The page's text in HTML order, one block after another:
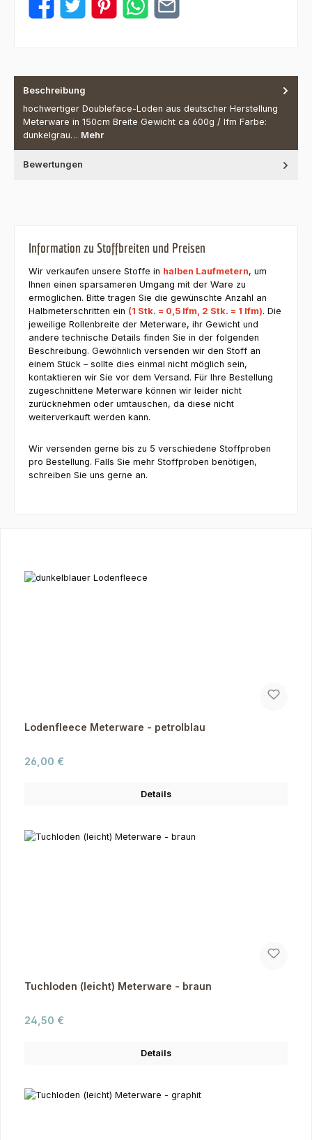
Beschreibung
hochwertiger Doubleface-Loden aus deutscher Herstellung
Meterware in 150cm Breite Gewicht ca 600g / lfm Farbe:
dunkelgrau… Mehr
Bewertungen
Information zu Stoffbreiten und Preisen
Wir verkaufen unsere Stoffe in halben Laufmetern, um
Ihnen einen sparsameren Umgang mit der Ware zu
ermöglichen. Bitte tragen Sie die gewünschte Anzahl an
Halbmeterschritten ein (1 Stk. = 0,5 lfm, 2 Stk. = 1 lfm). Die
jeweilige Rollenbreite der Meterware, ihr Gewicht und
andere technische Details finden Sie in der folgenden
Beschreibung. Gewöhnlich versenden wir den Stoff an
einem Stück – sollte dies einmal nicht möglich sein,
kontaktieren wir Sie vor dem Versand. Für Ihre Bestellung
zugeschnittene Meterware können wir leider nicht
zurücknehmen oder umtauschen, da diese nicht
weiterverkauft werden kann.
Wir versenden gerne bis zu 5 verschiedene Stoffproben
pro Bestellung. Falls Sie mehr Stoffproben benötigen,
schreiben Sie uns gerne an.
Lodenfleece Meterware - petrolblau
Regulärer Preis:
26,00 €
Details
Tuchloden (leicht) Meterware - braun
Regulärer Preis:
24,50 €
Details